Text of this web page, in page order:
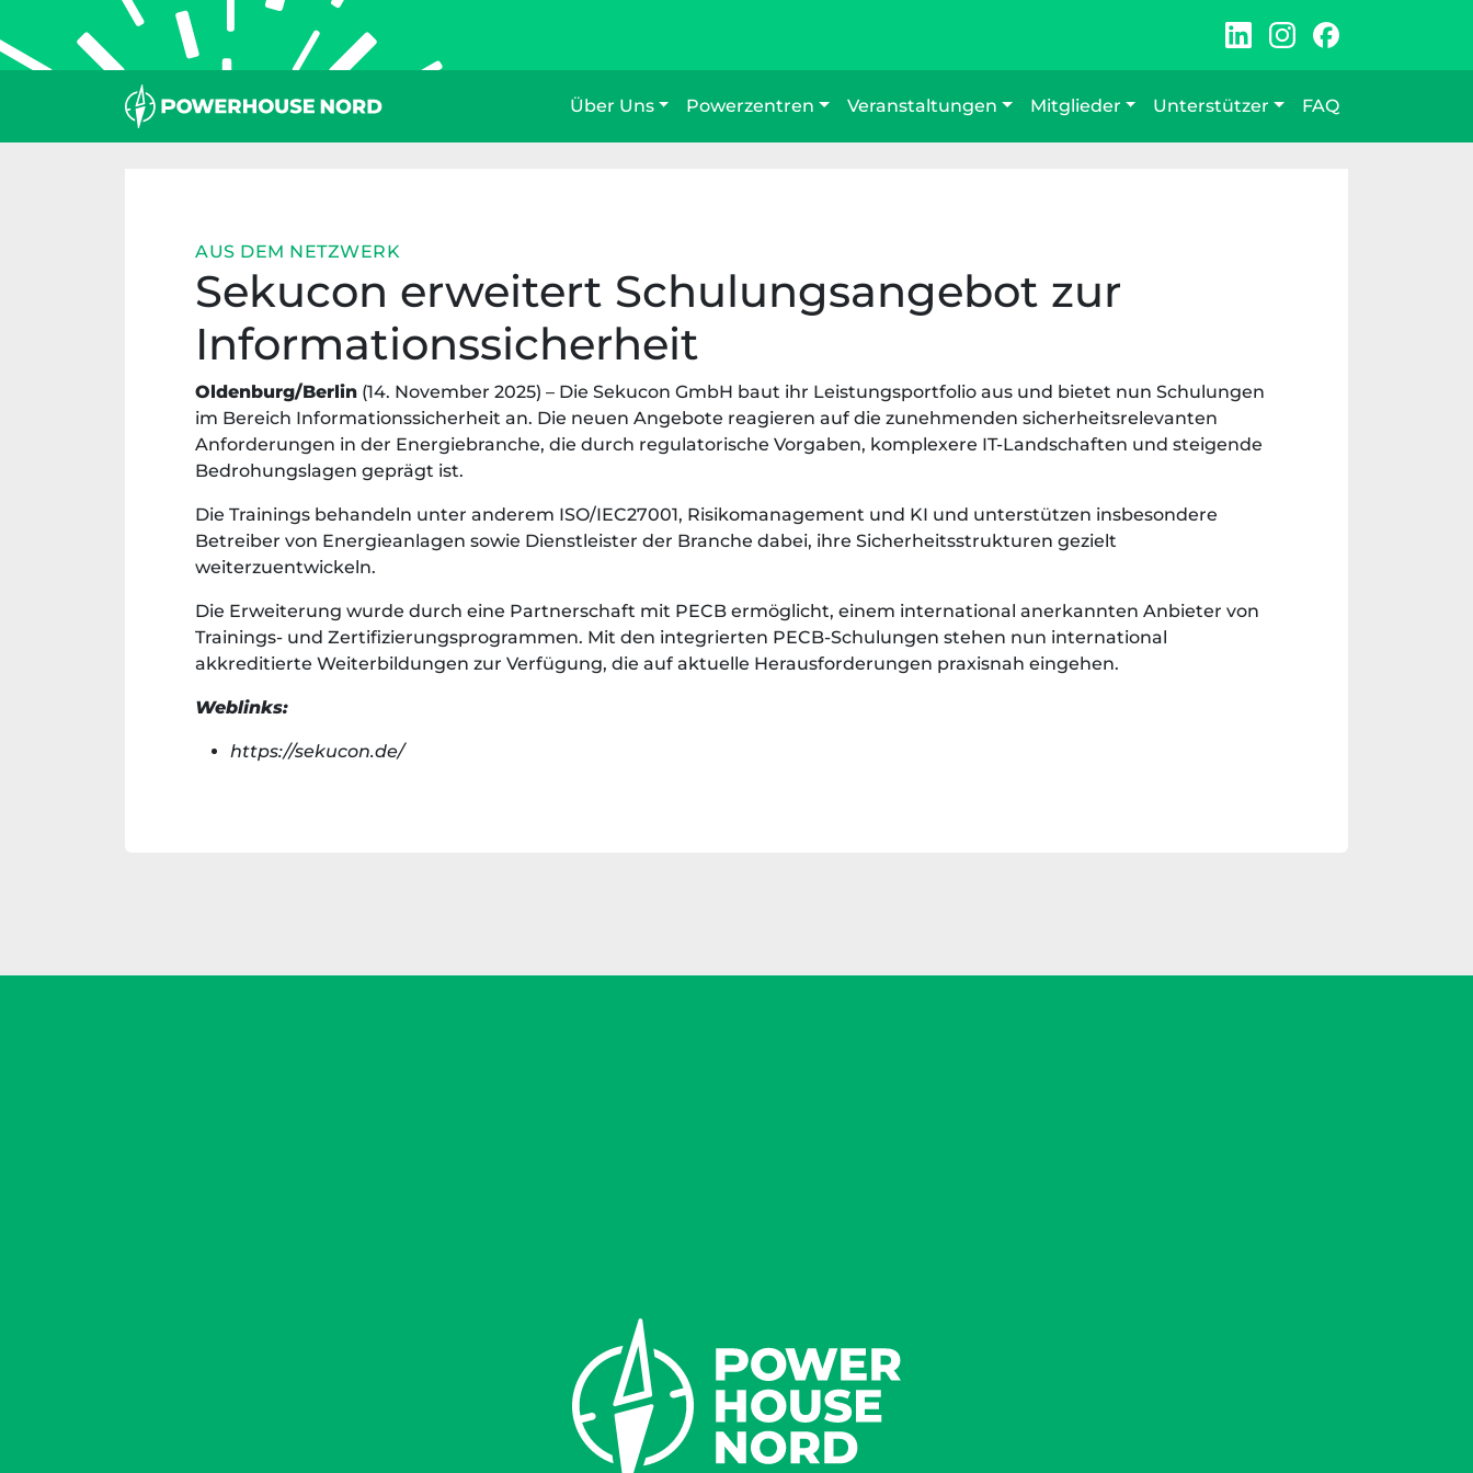
Inhalt
springen
Über Uns
Powerzentren Veranstaltungen Mitglieder Unterstützer FAQ
AUS DEM NETZWERK
Sekucon erweitert Schulungsangebot zur
Informationssicherheit
Oldenburg/Berlin (14. November 2025) – Die Sekucon GmbH baut ihr Leistungsportfolio aus und bietet nun Schulungen
im Bereich Informationssicherheit an. Die neuen Angebote reagieren auf die zunehmenden sicherheitsrelevanten
Anforderungen in der Energiebranche, die durch regulatorische Vorgaben, komplexere IT-Landschaften und steigende
Bedrohungslagen geprägt ist.
Die Trainings behandeln unter anderem ISO/IEC27001, Risikomanagement und KI und unterstützen insbesondere
Betreiber von Energieanlagen sowie Dienstleister der Branche dabei, ihre Sicherheitsstrukturen gezielt
weiterzuentwickeln.
Die Erweiterung wurde durch eine Partnerschaft mit PECB ermöglicht, einem international anerkannten Anbieter von
Trainings- und Zertifizierungsprogrammen. Mit den integrierten PECB-Schulungen stehen nun international
akkreditierte Weiterbildungen zur Verfügung, die auf aktuelle Herausforderungen praxisnah eingehen.
Weblinks:
https://sekucon.de/